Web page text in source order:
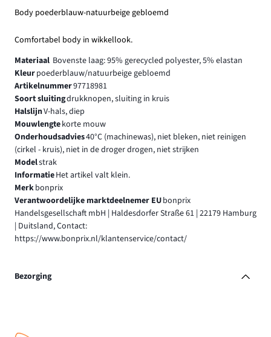
Body poederblauw-natuurbeige gebloemd
Comfortabel body in wikkellook.
Materiaal Bovenste laag: 95% gerecycled polyester, 5% elastan
Kleurpoederblauw/natuurbeige gebloemd
Artikelnummer97718981
Soort sluitingdrukknopen, sluiting in kruis
HalslijnV-hals, diep
Mouwlengtekorte mouw
Onderhoudsadvies40°C (machinewas), niet bleken, niet reinigen
(cirkel - kruis), niet in de droger drogen, niet strijken
Modelstrak
InformatieHet artikel valt klein.
Merkbonprix
Verantwoordelijke marktdeelnemer EUbonprix
Handelsgesellschaft mbH | Haldesdorfer Straße 61 | 22179 Hamburg
| Duitsland, Contact:
https://www.bonprix.nl/klantenservice/contact/
Bezorging